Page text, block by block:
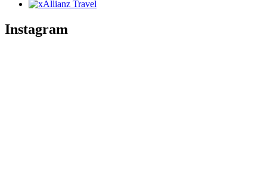
Instagram